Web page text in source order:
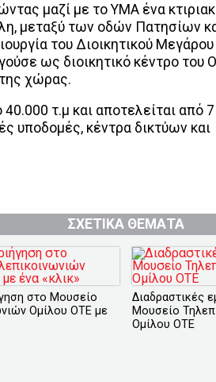
μαζί με το ΥΜΑ ένα
μεταξύ των οδών Πατησίων
του Διοικητικού
ως διοικητικό κέντρο του
χώρας.
τ.μ και αποτελείται από 7
υποδομές, κέντρα δικτύων και
ΣΧΕΤΙΚΑ ΘΕΜΑΤΑ
στο Μουσείο
Ομίλου ΟΤΕ με
Διαδραστικές
Μουσείο
Ομίλου ΟΤΕ